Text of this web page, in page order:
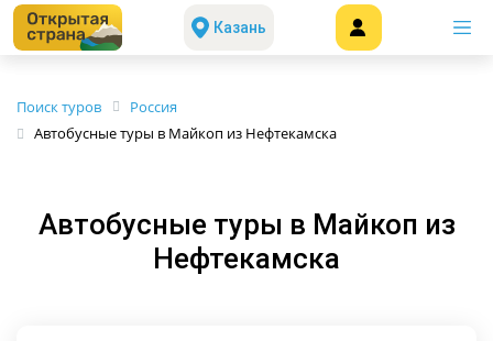
Казань
Поиск туров
Россия
Автобусные туры в Майкоп из Нефтекамска
Автобусные туры в Майкоп из
Нефтекамска